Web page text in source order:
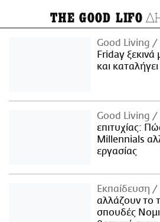
THE GOOD LIFO
Good Living
Friday ξεκινά
και
Good Living
επιτυχίας:
Millennials
εργασίας
Εκπαίδευση
αλλάζουν το
σπουδές